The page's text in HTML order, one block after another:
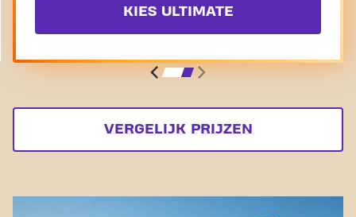
KIES ULTIMATE
VERGELIJK PRIJZEN